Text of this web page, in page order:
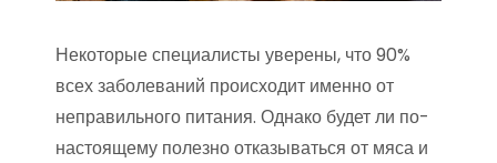
Некоторые специалисты уверены, что 90%
всех заболеваний происходит именно от
неправильного питания. Однако будет ли по-
настоящему полезно отказываться от мяса и